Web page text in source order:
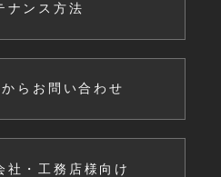
ナンス方法
らお問い合わせ
社・工務店様向け